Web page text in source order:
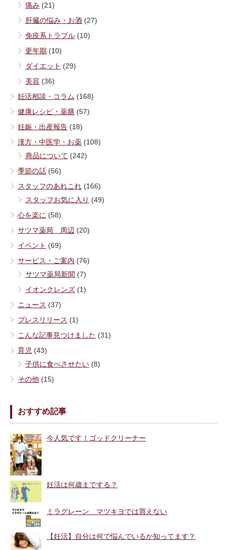
痛み (21)
肝臓の悩み・お酒 (27)
免疫系トラブル (10)
更年期 (10)
ダイエット (29)
美容 (36)
妊活相談・コラム (168)
健康レシピ・薬膳 (57)
妊娠・出産報告 (18)
漢方・中医学・お薬 (108)
商品について (242)
季節の話 (56)
スタッフのあれこれ (166)
スタッフお気に入り (49)
心を楽に (58)
サツマ薬局 周辺 (20)
イベント (69)
サービス・ご案内 (76)
サツマ薬局新聞 (7)
イオンクレンズ (1)
ニュース (37)
プレスリリース (1)
こんな記事見つけました (31)
育児 (43)
子供に食べさせたい (8)
その他 (15)
おすすめ記事
今人気です！ゴッドクリーナー
妊活は何歳までする？
ミラグレーン マツキヨでは買えない
【妊活】自分は何で悩んでいるか知ってます？